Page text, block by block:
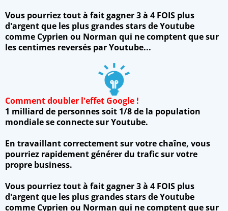
Vous pourriez tout à fait gagner 3 à 4 FOIS plus
d'argent que les plus grandes stars de Youtube
comme Cyprien ou Norman qui ne comptent que sur
les centimes reversés par Youtube...
Comment doubler l'effet Google !
1 milliard de personnes soit 1/8 de la population
mondiale se connecte sur Youtube.
En travaillant correctement sur votre chaîne, vous
pourriez rapidement générer du trafic sur votre
propre business.
Vous pourriez tout à fait gagner 3 à 4 FOIS plus
d'argent que les plus grandes stars de Youtube
comme Cyprien ou Norman qui ne comptent que sur